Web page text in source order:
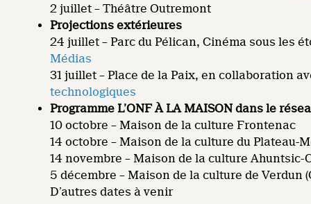
2 juillet – Théâtre Outremont
Projections extérieures
24 juillet – Parc du Pélican, Cinéma sous les
Médias
31 juillet – Place de la Paix, en collaboration
technologiques
Programme L’ONF À LA MAISON dans le
10 octobre – Maison de la culture Frontenac
14 octobre – Maison de la culture du Plateau-
14 novembre – Maison de la culture
5 décembre – Maison de la culture de Verdun
D’autres dates à venir